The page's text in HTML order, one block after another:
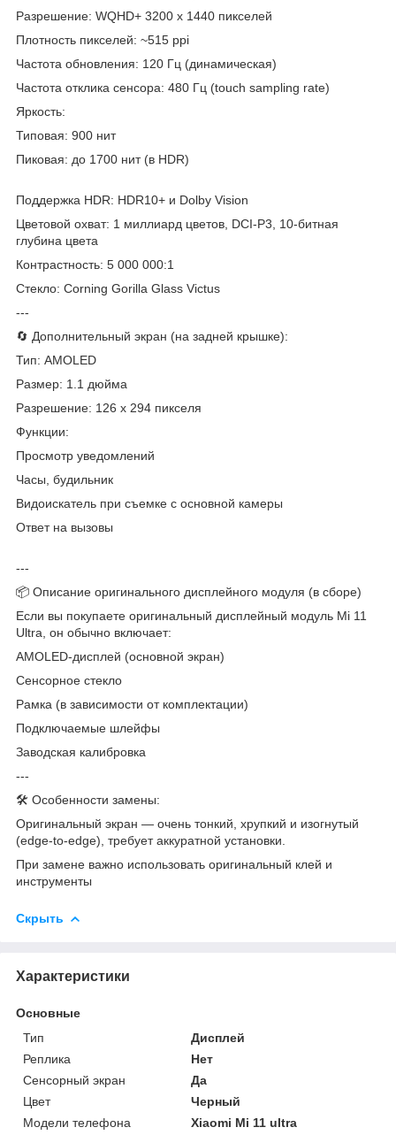
Разрешение: WQHD+ 3200 x 1440 пикселей
Плотность пикселей: ~515 ppi
Частота обновления: 120 Гц (динамическая)
Частота отклика сенсора: 480 Гц (touch sampling rate)
Яркость:
Типовая: 900 нит
Пиковая: до 1700 нит (в HDR)
Поддержка HDR: HDR10+ и Dolby Vision
Цветовой охват: 1 миллиард цветов, DCI-P3, 10-битная
глубина цвета
Контрастность: 5 000 000:1
Стекло: Corning Gorilla Glass Victus
---
🔄 Дополнительный экран (на задней крышке):
Тип: AMOLED
Размер: 1.1 дюйма
Разрешение: 126 x 294 пикселя
Функции:
Просмотр уведомлений
Часы, будильник
Видоискатель при съемке с основной камеры
Ответ на вызовы
---
📦 Описание оригинального дисплейного модуля (в сборе)
Если вы покупаете оригинальный дисплейный модуль Mi 11
Ultra, он обычно включает:
AMOLED-дисплей (основной экран)
Сенсорное стекло
Рамка (в зависимости от комплектации)
Подключаемые шлейфы
Заводская калибровка
---
🛠 Особенности замены:
Оригинальный экран — очень тонкий, хрупкий и изогнутый
(edge-to-edge), требует аккуратной установки.
При замене важно использовать оригинальный клей и
инструменты
Скрыть
Характеристики
Основные
Тип
Дисплей
Реплика
Нет
Сенсорный экран
Да
Цвет
Черный
Модели телефона
Xiaomi Mi 11 ultra